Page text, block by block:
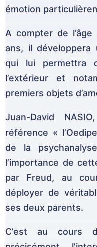
émotion
A compter de
ans, il développera
qui lui permettra
l’extérieur et
premiers objets
Juan-David
référence «
de la
l’importance de
par Freud, au
déployer de
ses deux parents.
C’est au cours